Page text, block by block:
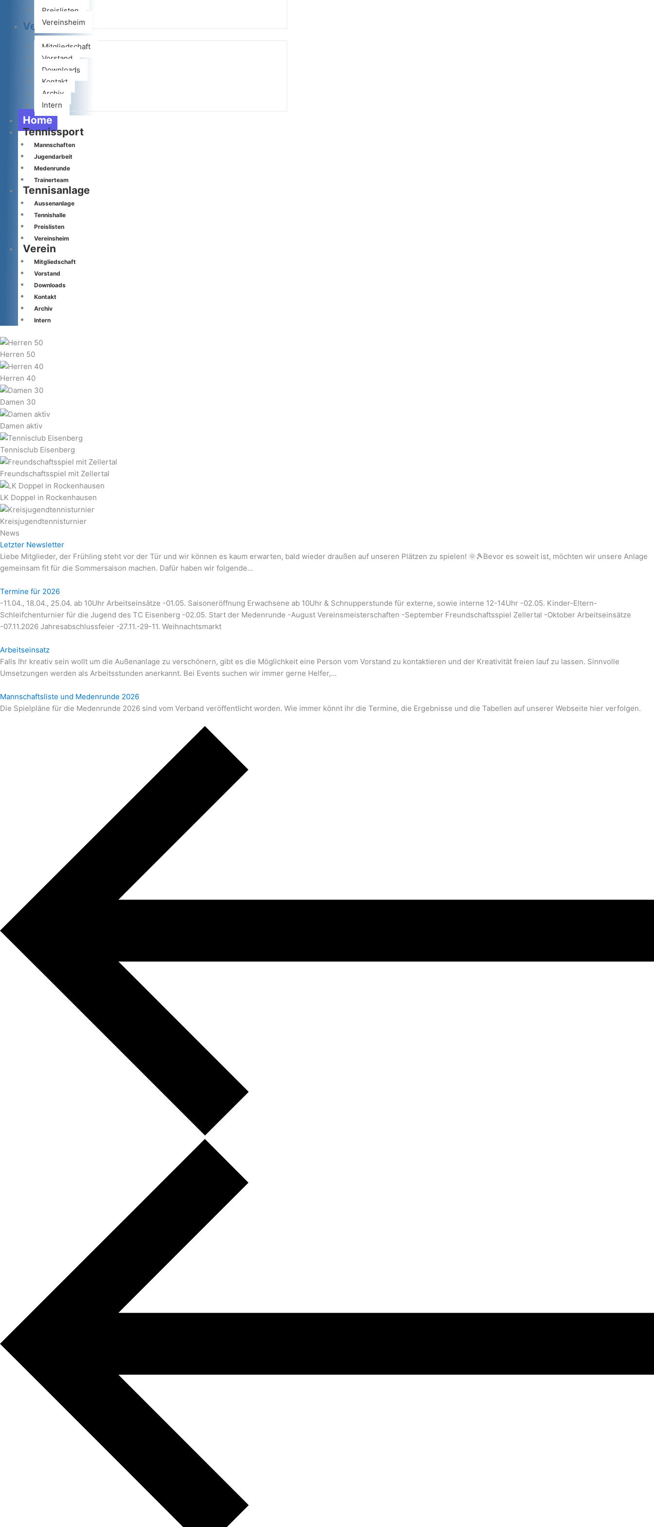
Preislisten
Vereinsheim
Verein
Mitgliedschaft
Vorstand
Downloads
Kontakt
Archiv
Intern
Home
Tennissport
Mannschaften
Jugendarbeit
Medenrunde
Trainerteam
Tennisanlage
Aussenanlage
Tennishalle
Preislisten
Vereinsheim
Verein
Mitgliedschaft
Vorstand
Downloads
Kontakt
Archiv
Intern
Herren 50
Herren 40
Damen 30
Damen aktiv
Tennisclub Eisenberg
Freundschaftsspiel mit Zellertal
LK Doppel in Rockenhausen
Kreisjugendtennisturnier
News
Letzter Newsletter
Liebe Mitglieder, der Frühling steht vor der Tür und wir können es kaum erwarten, bald wieder draußen auf unseren Plätzen zu spielen! 🌞🎾Bevor es soweit ist, möchten wir unsere Anlage
gemeinsam fit für die Sommersaison machen. Dafür haben wir folgende...
Termine für 2026
-11.04., 18.04., 25.04. ab 10Uhr Arbeitseinsätze -01.05. Saisoneröffnung Erwachsene ab 10Uhr & Schnupperstunde für externe, sowie interne 12-14Uhr -02.05. Kinder-Eltern-
Schleifchenturnier für die Jugend des TC Eisenberg -02.05. Start der Medenrunde -August Vereinsmeisterschaften -September Freundschaftsspiel Zellertal -Oktober Arbeitseinsätze
-07.11.2026 Jahresabschlussfeier -27.11.-29-11. Weihnachtsmarkt
Arbeitseinsatz
Falls Ihr kreativ sein wollt um die Außenanlage zu verschönern, gibt es die Möglichkeit eine Person vom Vorstand zu kontaktieren und der Kreativität freien lauf zu lassen. Sinnvolle
Umsetzungen werden als Arbeitsstunden anerkannt. Bei Events suchen wir immer gerne Helfer,...
Mannschaftsliste und Medenrunde 2026
Die Spielpläne für die Medenrunde 2026 sind vom Verband veröffentlicht worden. Wie immer könnt ihr die Termine, die Ergebnisse und die Tabellen auf unserer Webseite hier verfolgen.